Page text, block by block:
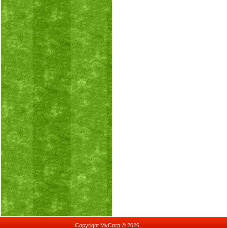
Copyright MyCorp © 2026